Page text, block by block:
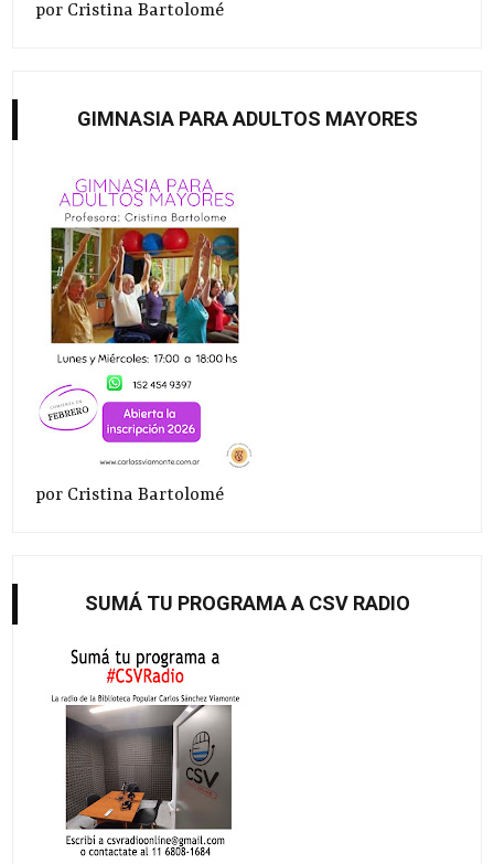
por Cristina Bartolomé
GIMNASIA PARA ADULTOS MAYORES
por Cristina Bartolomé
SUMÁ TU PROGRAMA A CSV RADIO